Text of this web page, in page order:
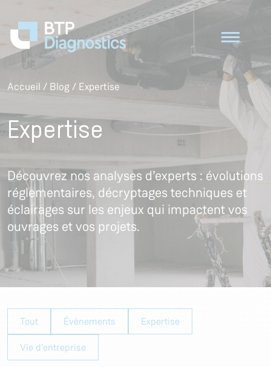
Accueil / Blog / Expertise
Expertise
Découvrez nos analyses d’experts : évolutions
réglementaires, décryptages techniques et
éclairages sur les enjeux qui impactent vos
ouvrages et vos projets.
Tout Évènements Expertise
Vie d'entreprise